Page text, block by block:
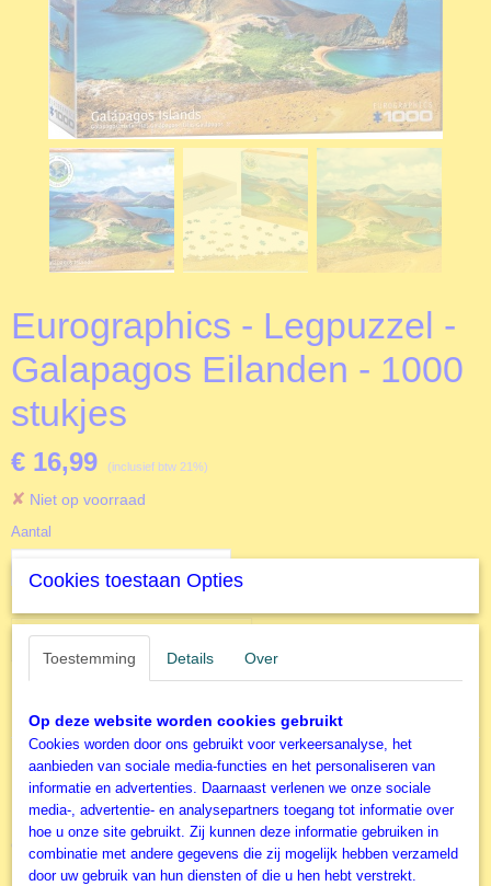
Eurographics - Legpuzzel -
Galapagos Eilanden - 1000
stukjes
€ 16,99 (inclusief btw 21%)
✘ Niet op voorraad
Aantal
IN WINKELWAGEN
Productcode
E5719
EAN code
628136657198
Productcode leverancier
Eurographics
Ook interessant
Cookies toestaan Opties
Toestemming Details Over
Op deze website worden cookies gebruikt
Cookies worden door ons gebruikt voor verkeersanalyse, het
aanbieden van sociale media-functies en het personaliseren van
informatie en advertenties. Daarnaast verlenen we onze sociale
media-, advertentie- en analysepartners toegang tot informatie over
hoe u onze site gebruikt. Zij kunnen deze informatie gebruiken in
combinatie met andere gegevens die zij mogelijk hebben verzameld
door uw gebruik van hun diensten of die u hen hebt verstrekt.